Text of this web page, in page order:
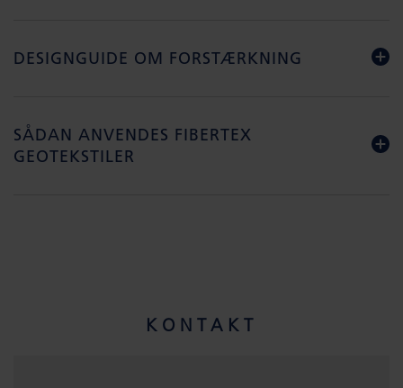
DESIGNGUIDE OM FORSTÆRKNING
SÅDAN ANVENDES FIBERTEX
GEOTEKSTILER
KONTAKT